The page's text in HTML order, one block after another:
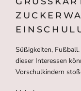
Süßigkeiten,
dieser Interessen
Vorschulkindern